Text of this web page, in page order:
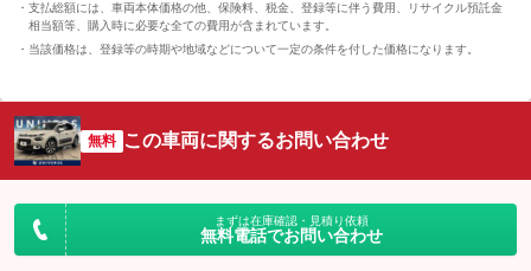
支払総額には、車両本体価格の他、保険料、税金、登録等に伴う費用、リサイクル預託金
相当額等、購入時に必要な全ての費用が含まれています。
当該価格は、登録等の時期や地域などについて一定の条件を付した価格になります。
無料 この車両に関するお問い合わせ
まずは在庫確認・見積り依頼
無料電話でお問い合わせ